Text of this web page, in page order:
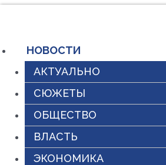
содержимому
НОВОСТИ
АКТУАЛЬНО
СЮЖЕТЫ
ОБЩЕСТВО
ВЛАСТЬ
ЭКОНОМИКА